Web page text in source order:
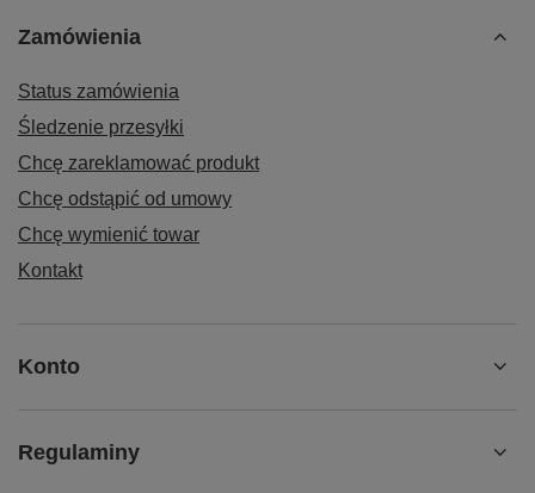
Zamówienia
Status zamówienia
Śledzenie przesyłki
Chcę zareklamować produkt
Chcę odstąpić od umowy
Chcę wymienić towar
Kontakt
Konto
Regulaminy